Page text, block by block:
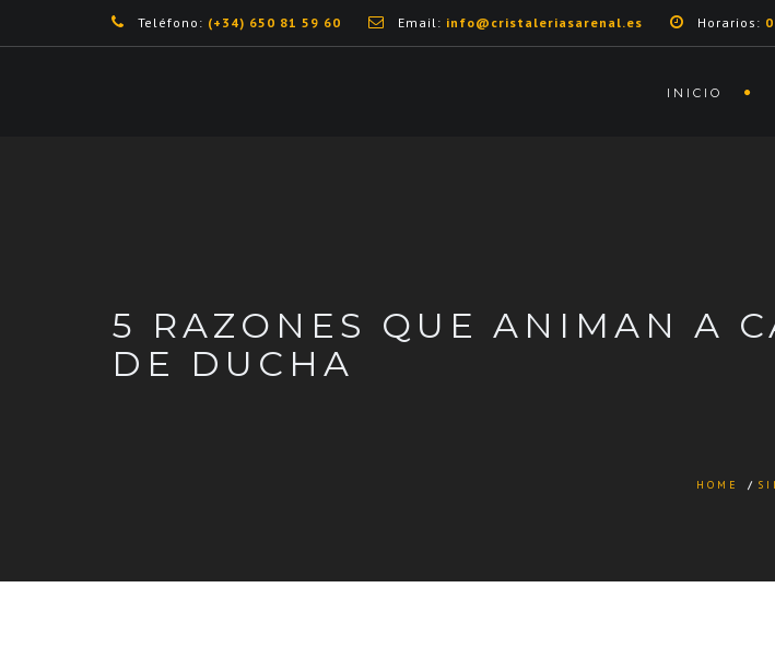
Teléfono: (+34) 650 81 59 60 Email: info@cristaleriasarenal.es Horarios:
INICIO
5 RAZONES QUE ANIMAN A
DE DUCHA
HOME /